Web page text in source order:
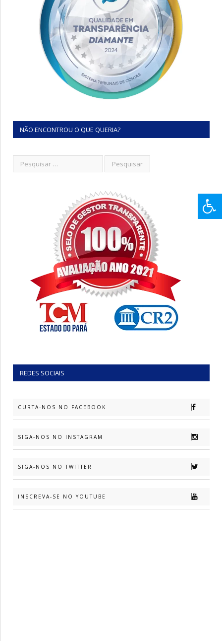
NÃO ENCONTROU O QUE QUERIA?
REDES SOCIAIS
CURTA-NOS NO FACEBOOK
SIGA-NOS NO INSTAGRAM
SIGA-NOS NO TWITTER
INSCREVA-SE NO YOUTUBE